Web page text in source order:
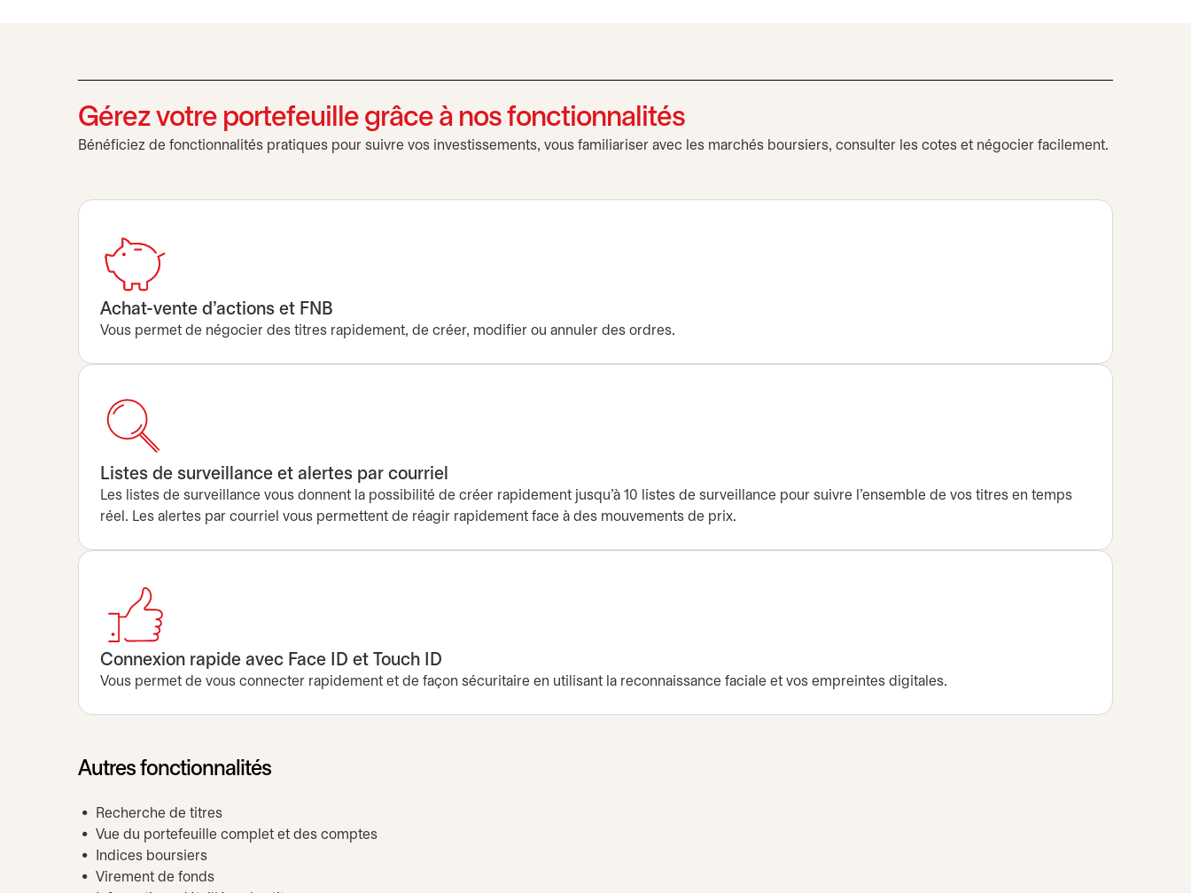
Gérez votre portefeuille grâce à nos fonctionnalités
Bénéficiez de fonctionnalités pratiques pour suivre vos investissements, vous familiariser avec les marchés boursiers, consulter les cotes et négocier facilement.
Achat-vente d’actions et FNB
Vous permet de négocier des titres rapidement, de créer, modifier ou annuler des ordres.
Listes de surveillance et alertes par courriel
Les listes de surveillance vous donnent la possibilité de créer rapidement jusqu'à 10 listes de surveillance pour suivre l’ensemble de vos titres en temps
réel. Les alertes par courriel vous permettent de réagir rapidement face à des mouvements de prix.
Connexion rapide avec Face ID et Touch ID
Vous permet de vous connecter rapidement et de façon sécuritaire en utilisant la reconnaissance faciale et vos empreintes digitales.
Autres fonctionnalités
Recherche de titres
Vue du portefeuille complet et des comptes
Indices boursiers
Virement de fonds